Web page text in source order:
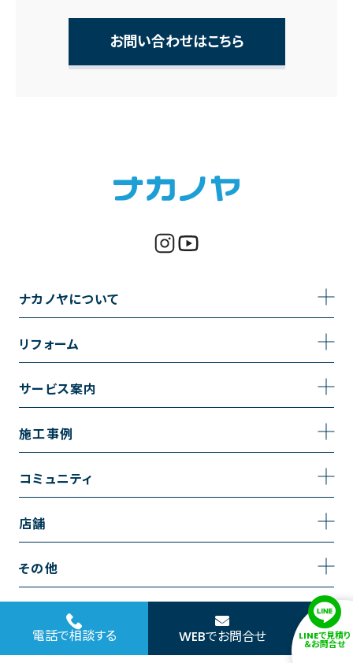
お問い合わせはこちら
ナカノヤについて
事業内容
採用情報
リフォーム
トイレのリフォーム
キッチンのリフォーム
リノベーション
内装のリフォーム
水回りのリフォーム
外壁のリフォーム
サービス案内
サービスの流れ
施工事例
施工事例一覧
お風呂の施工事例
洗面の施工事例
コミュニティ
コミュニティ
お知らせ
ブログ
店舗
越谷店
浦和店
その他
お問い合わせ
サイトポリシー
電話で相談する WEBでお問合せ LINEで見積り
＆お問合せ